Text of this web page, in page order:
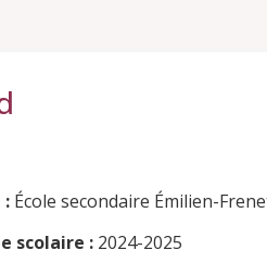
:École secondaire Émilien-
scolaire :2024-2025